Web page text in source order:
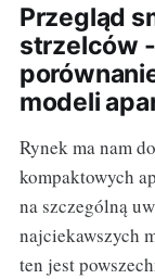
Przegląd
strzelców
modeli
Rynek ma nam
kompaktowych
na szczególną
najciekawszych
ten jest